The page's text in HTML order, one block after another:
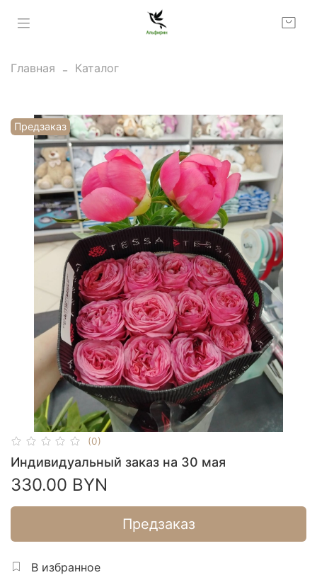
Главная Каталог
Предзаказ
(0)
Индивидуальный заказ на 30 мая
330.00 BYN
Предзаказ
В избранное